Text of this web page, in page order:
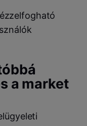
a market